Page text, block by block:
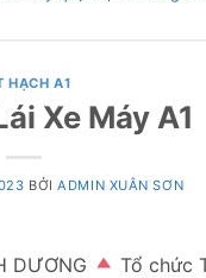
HẠCH A1
Xe Máy A1
BỞIADMIN XUÂN SƠN
DƯƠNG Tổ chức